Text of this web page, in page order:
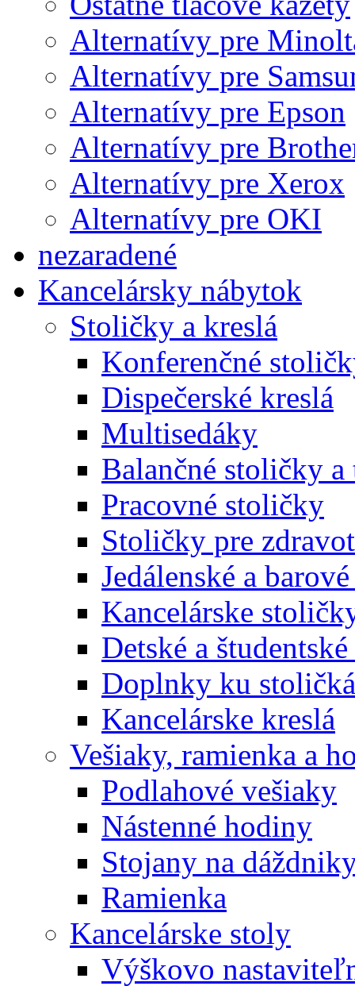
Alternatívy pre
Alternatívy pre
Alternatívy pre Epson
Alternatívy pre
Alternatívy pre Xerox
Alternatívy pre OKI
nezaradené
Kancelársky nábytok
Stoličky a kreslá
Konferenčné
Dispečerské kreslá
Multisedáky
Balančné stoličky a
Pracovné stoličky
Stoličky pre
Jedálenské a
Kancelárske
Detské a
Doplnky ku
Kancelárske kreslá
Vešiaky, ramienka a
Podlahové vešiaky
Nástenné hodiny
Stojany na
Ramienka
Kancelárske stoly
Výškovo